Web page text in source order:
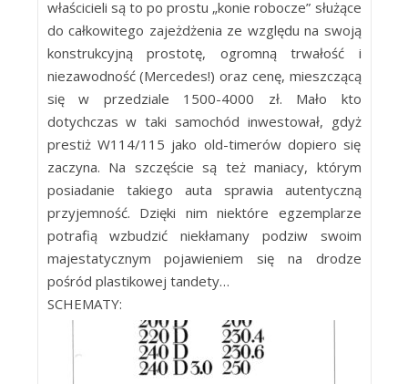
właścicieli są to po prostu „konie robocze” służące
do całkowitego zajeżdżenia ze względu na swoją
konstrukcyjną prostotę, ogromną trwałość i
niezawodność (Mercedes!) oraz cenę, mieszczącą
się w przedziale 1500-4000 zł. Mało kto
dotychczas w taki samochód inwestował, gdyż
prestiż W114/115 jako old-timerów dopiero się
zaczyna. Na szczęście są też maniacy, którym
posiadanie takiego auta sprawia autentyczną
przyjemność. Dzięki nim niektóre egzemplarze
potrafią wzbudzić niekłamany podziw swoim
majestatycznym pojawieniem się na drodze
pośród plastikowej tandety…
SCHEMATY: